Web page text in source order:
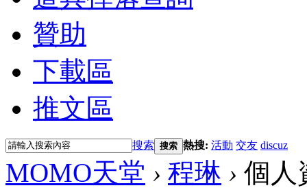
贊助
下載區
推文區
搜索 搜索 熱搜: 活動 交友 discuz
MOMO天堂 › 程琳 › 個人